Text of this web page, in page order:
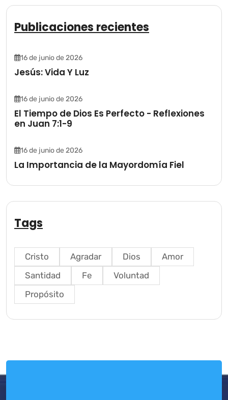
Publicaciones recientes
16 de junio de 2026
Jesús: Vida Y Luz
16 de junio de 2026
El Tiempo de Dios Es Perfecto - Reflexiones
en Juan 7:1-9
16 de junio de 2026
La Importancia de la Mayordomía Fiel
Tags
Cristo Agradar Dios
Amor
Santidad
Fe
Voluntad
Propósito